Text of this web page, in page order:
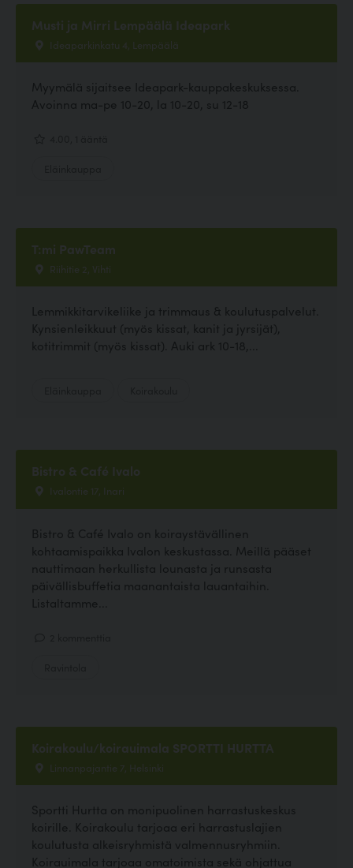
Musti ja Mirri Lempäälä Ideapark
Ideaparkinkatu 4, Lempäälä
Myymälä sijaitsee Ideapark-kauppakeskuksessa.
Avoinna ma-pe 10-20, la 10-20, su 12-18
T:mi PawTeam
Riihitie 2, Vihti
Lemmikkitarvikeliike ja trimmaus & koulutuspalvelut.
Kynsienleikkuut (myös kissat, kanit ja jyrsijät),
kotitrimmit (myös kissat). Auki ark 10-18,...
Bistro & Café Ivalo
Ivalontie 17, Inari
Bistro & Café Ivalo on koiraystävällinen
kohtaamispaikka Ivalon keskustassa. Meillä pääset
nauttimaan herkullista lounasta ja runsasta
päivällisbuffetia maanantaista lauantaihin.
Listaltamme...
Koirakoulu/koirauimala SPORTTI HURTTA
Linnanpajantie 7, Helsinki
Sportti Hurtta on monipuolinen harrastuskeskus
koirille. Koirakoulu tarjoaa eri harrastuslajien
koulutusta alkeisryhmistä valmennusryhmiin.
Koirauimala tarjoaa omatoimista sekä ohjattua